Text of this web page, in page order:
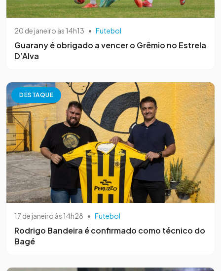
20 de janeiro às 14h13 • Futebol
Guarany é obrigado a vencer o Grêmio no Estrela
D’Alva
DESTAQUE
17 de janeiro às 14h28 • Futebol
Rodrigo Bandeira é confirmado como técnico do
Bagé